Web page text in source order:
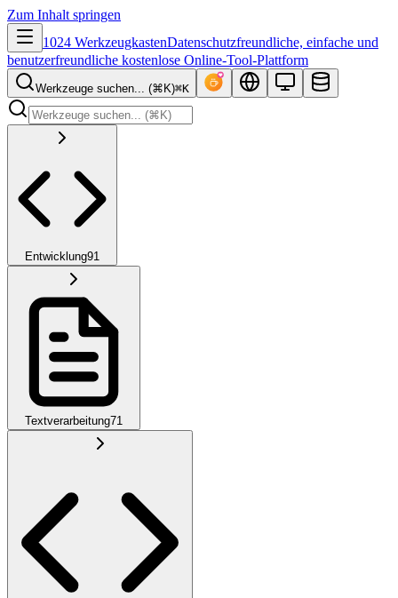
Zum Inhalt springen
1024 WerkzeugkastenDatenschutzfreundliche, einfache und
benutzerfreundliche kostenlose Online-Tool-Plattform
Werkzeuge suchen... (⌘K)⌘K
Entwicklung91
Textverarbeitung71